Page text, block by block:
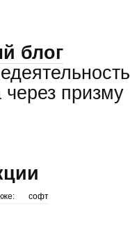
блог
через призму
софт